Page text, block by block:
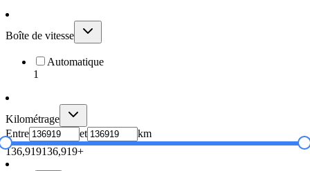
Boîte de vitesse
Automatique
1
Kilométrage
Entre
et
km
136,919136,919+